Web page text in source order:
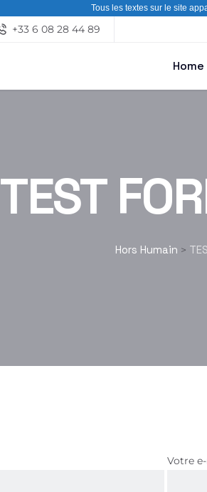
Tous les textes sur le site
+33 6 08 28 44 89
Home
TEST
Hors Humain >
Votre